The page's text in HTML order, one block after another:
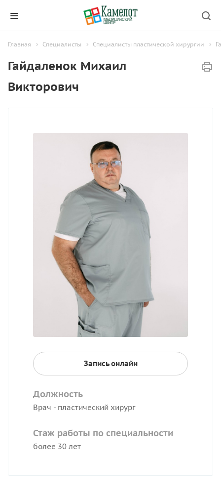
Главная Специалисты Специалисты пластической хирургии
Гайдаленок Михаил
Викторович
Запись онлайн
Должность
Врач - пластический хирург
Стаж работы по специальности
более 30 лет